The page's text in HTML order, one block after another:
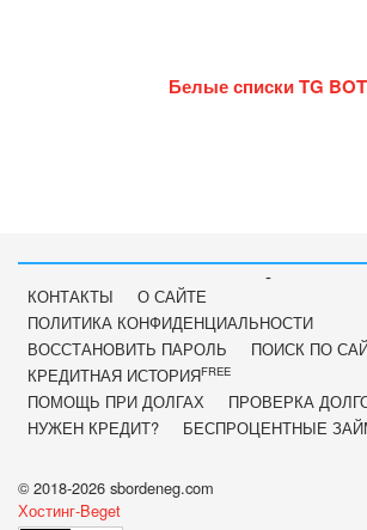
Белые списки TG BOT
-
КОНТАКТЫ
О САЙТЕ
ПОЛИТИКА КОНФИДЕНЦИАЛЬНОСТИ
ВОССТАНОВИТЬ ПАРОЛЬ
ПОИСК ПО
КРЕДИТНАЯ ИСТОРИЯFREE
ПОМОЩЬ ПРИ ДОЛГАХ
ПРОВЕРКА
НУЖЕН КРЕДИТ?
БЕСПРОЦЕНТНЫЕ
© 2018-2026 sbordeneg.com
Хостинг-Beget